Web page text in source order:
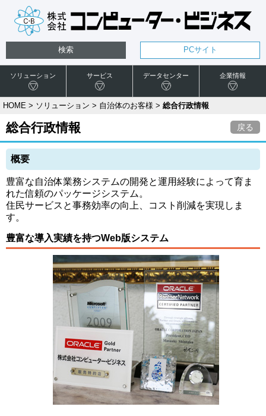
PCサイト
検索
ソリューション サービス データセンター 企業情報
HOME > ソリューション > 自治体のお客様 > 総合行政情報
総合行政情報 戻る
概要
豊富な自治体業務システムの開発と運用経験によって育ま
れた信頼のパッケージシステム。
住民サービスと事務効率の向上、コスト削減を実現しま
す。
豊富な導入実績を持つWeb版システム